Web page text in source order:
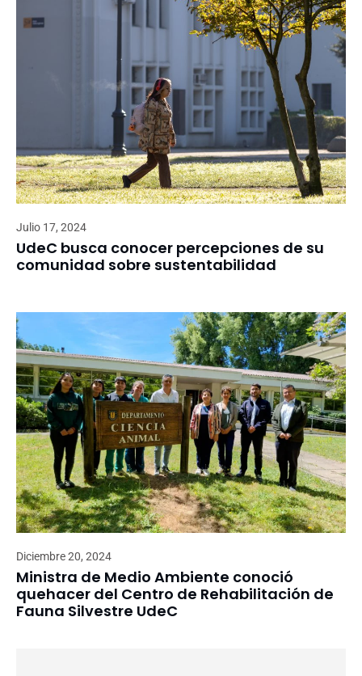
Julio 17, 2024
UdeC busca conocer percepciones de su
comunidad sobre sustentabilidad
Diciembre 20, 2024
Ministra de Medio Ambiente conoció
quehacer del Centro de Rehabilitación de
Fauna Silvestre UdeC